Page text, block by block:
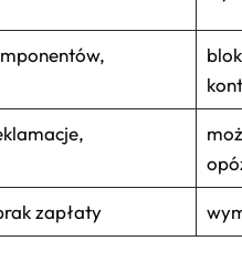
zapłaty